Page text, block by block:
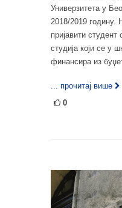
Универзитета у
2018/2019 годину.
пријавити
студија који се у
финансира из
... прочитај више
0